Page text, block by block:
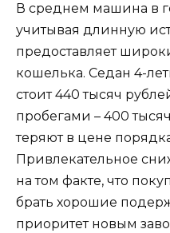
В среднем машина в
учитывая длинную
предоставляет
кошелька. Седан 4-
стоит 440 тысяч
пробегами – 400
теряют в цене
Привлекательное
на том факте, что
брать хорошие
приоритет новым